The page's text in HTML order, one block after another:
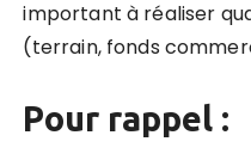
important à réaliser
(terrain, fonds
Pour rappel :